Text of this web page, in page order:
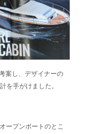
案し、デザイナーの
を手がけました。
ープンボートのとこ